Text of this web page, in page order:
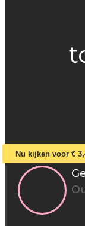
Nu kijken voor €